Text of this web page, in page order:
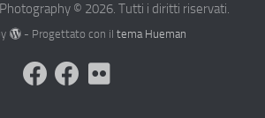
© 2026. Tutti i diritti riservati.
- Progettato con il tema Hueman